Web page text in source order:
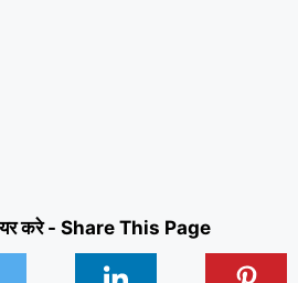
करे - Share This Page